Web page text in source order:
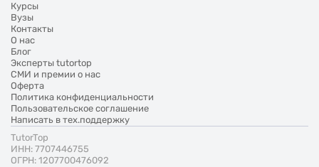
Курсы
Вузы
Контакты
О нас
Блог
Эксперты tutortop
СМИ и премии о нас
Оферта
Политика конфиденциальности
Пользовательское соглашение
Написать в тех.поддержку
TutorTop
ИНН: 7707446755
ОГРН: 1207700476092